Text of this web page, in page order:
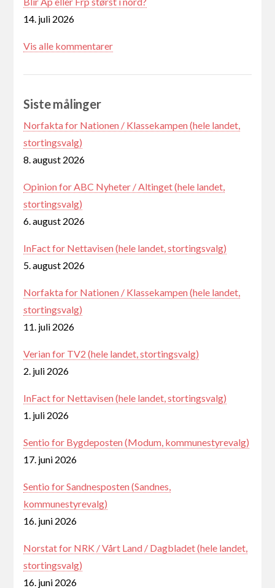
14. juli 2026
Vis alle kommentarer
Siste målinger
Norfakta for Nationen / Klassekampen (hele landet,
stortingsvalg)
8. august 2026
Opinion for ABC Nyheter / Altinget (hele landet,
stortingsvalg)
6. august 2026
InFact for Nettavisen (hele landet, stortingsvalg)
5. august 2026
Norfakta for Nationen / Klassekampen (hele landet,
stortingsvalg)
11. juli 2026
Verian for TV2 (hele landet, stortingsvalg)
2. juli 2026
InFact for Nettavisen (hele landet, stortingsvalg)
1. juli 2026
Sentio for Bygdeposten (Modum, kommunestyrevalg)
17. juni 2026
Sentio for Sandnesposten (Sandnes,
kommunestyrevalg)
16. juni 2026
Norstat for NRK / Vårt Land / Dagbladet (hele landet,
stortingsvalg)
16. juni 2026